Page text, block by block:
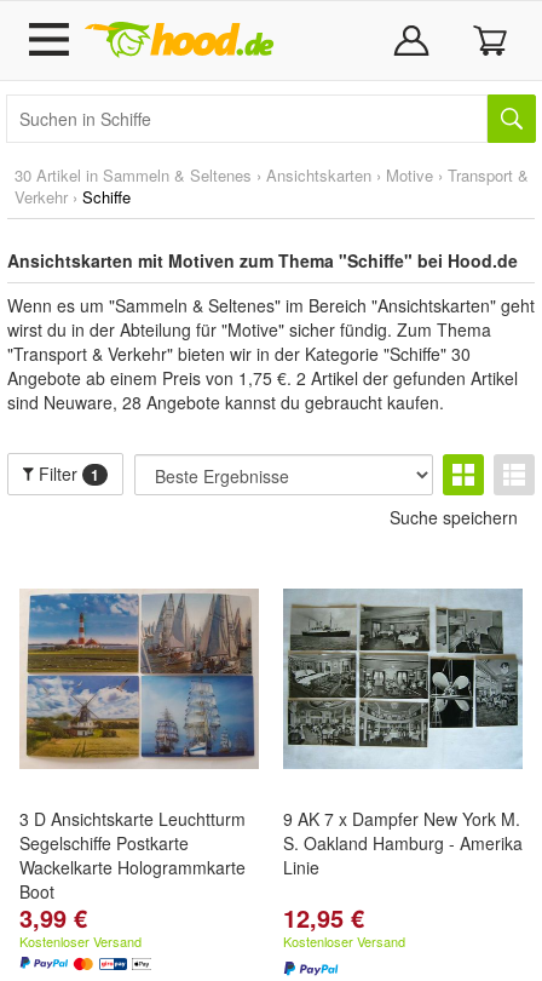
30 Artikel in Sammeln & Seltenes › Ansichtskarten › Motive › Transport &
Verkehr › Schiffe
Ansichtskarten mit Motiven zum Thema "Schiffe" bei Hood.de
Wenn es um "Sammeln & Seltenes" im Bereich "Ansichtskarten" geht
wirst du in der Abteilung für "Motive" sicher fündig. Zum Thema
"Transport & Verkehr" bieten wir in der Kategorie "Schiffe" 30
Angebote ab einem Preis von 1,75 €. 2 Artikel der gefunden Artikel
sind Neuware, 28 Angebote kannst du gebraucht kaufen.
Filter 1
Suche speichern
3 D Ansichtskarte Leuchtturm
Segelschiffe Postkarte
Wackelkarte Hologrammkarte
Boot
3,99 €
Kostenloser Versand
9 AK 7 x Dampfer New York M.
S. Oakland Hamburg - Amerika
Linie
12,95 €
Kostenloser Versand